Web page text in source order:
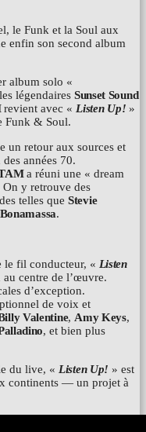
le Funk et la Soul aux
enfin son second album
album solo «
légendaires Sunset Sound
revient avec « Listen Up! »
Funk & Soul.
un retour aux sources et
années 70.
a réuni une « dream
y retrouve des
telles que Stevie
.
le fil conducteur, « Listen
centre de l’œuvre.
d’exception.
de voix et
Valentine, Amy Keys,
, et bien plus
du live, « Listen Up! » est
continents — un projet à